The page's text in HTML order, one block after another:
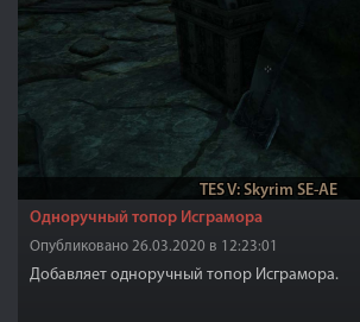
TES V: Skyrim SE-AE
Одноручный топор Исграмора
Опубликовано 26.03.2020 в 12:23:01
Добавляет одноручный топор Исграмора.